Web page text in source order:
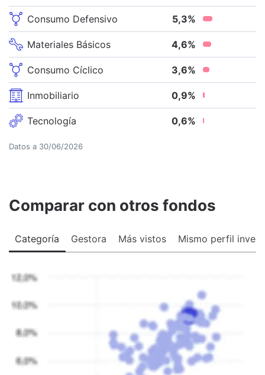
Consumo Defensivo 5,3%
Materiales Básicos 4,6%
Consumo Cíclico 3,6%
Inmobiliario 0,9%
Tecnología 0,6%
Datos a 30/06/2026
Comparar con otros fondos
Categoría Gestora Más vistos Mismo perfil